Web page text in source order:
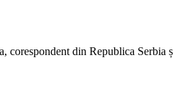
corespondent din Republica